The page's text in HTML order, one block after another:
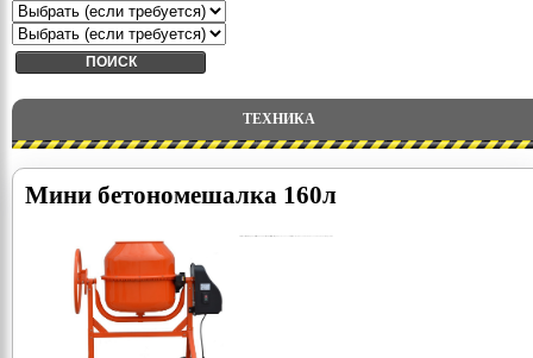
ТЕХНИКА
Мини бетономешалка 160л